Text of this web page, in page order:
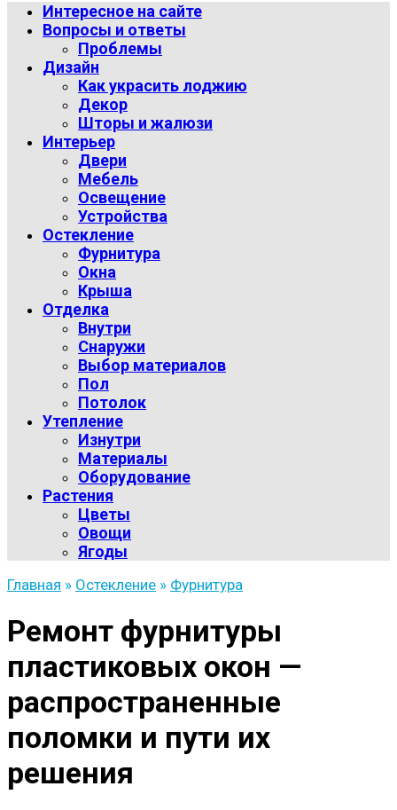
Интересное на сайте
Вопросы и ответы
Проблемы
Дизайн
Как украсить лоджию
Декор
Шторы и жалюзи
Интерьер
Двери
Мебель
Освещение
Устройства
Остекление
Фурнитура
Окна
Крыша
Отделка
Внутри
Снаружи
Выбор материалов
Пол
Потолок
Утепление
Изнутри
Материалы
Оборудование
Растения
Цветы
Овощи
Ягоды
Главная » Остекление » Фурнитура
Ремонт фурнитуры
пластиковых окон —
распространенные
поломки и пути их
решения